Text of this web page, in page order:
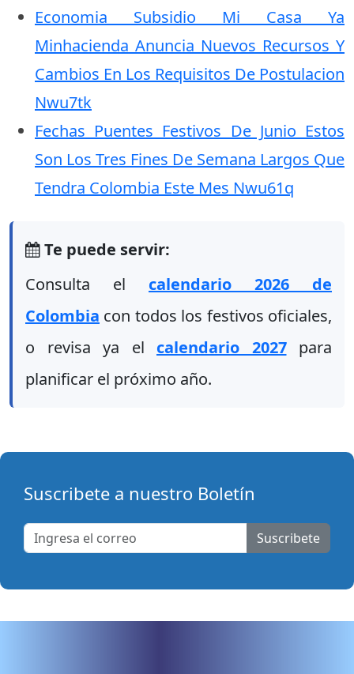
Economia Subsidio Mi Casa Ya
Minhacienda Anuncia Nuevos Recursos Y
Cambios En Los Requisitos De Postulacion
Nwu7tk
Fechas Puentes Festivos De Junio Estos
Son Los Tres Fines De Semana Largos Que
Tendra Colombia Este Mes Nwu61q
Te puede servir:
Consulta el calendario 2026 de
Colombia con todos los festivos oficiales,
o revisa ya el calendario 2027para
planificar el próximo año.
Suscribete a nuestro Boletín
Suscribete